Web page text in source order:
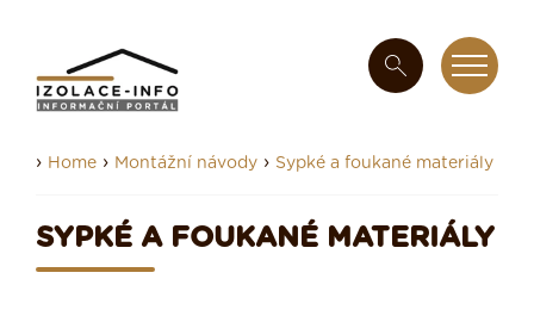
› Home › Montážní návody › Sypké a foukané materiály
SYPKÉ A FOUKANÉ MATERIÁLY